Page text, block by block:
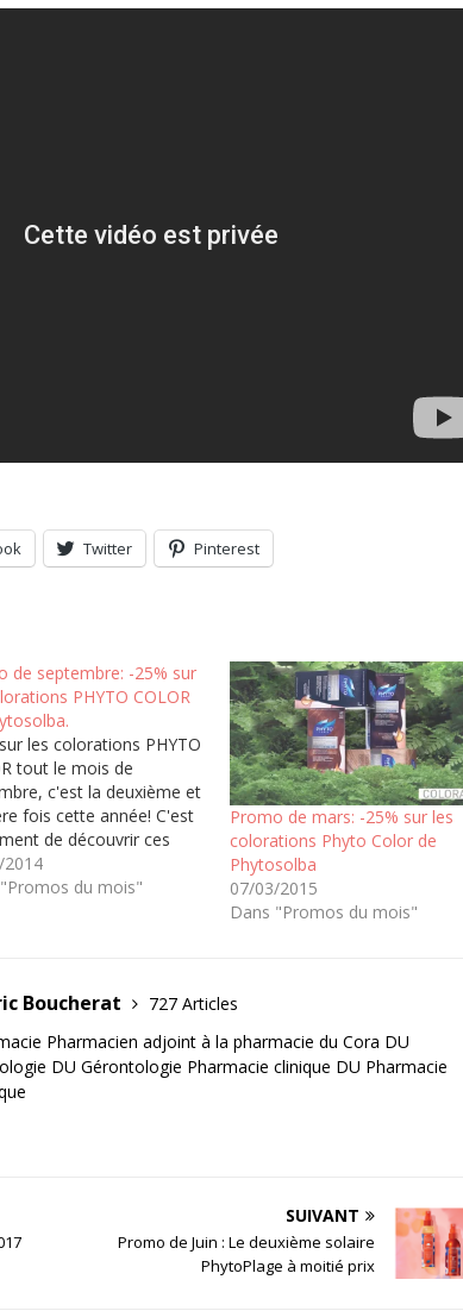
Twitter Pinterest
de septembre: -25% sur
PHYTO COLOR
les colorations PHYTO
tout le mois de
c'est la deuxième et
fois cette année! C'est
de découvrir ces
pour certaines, alors
feront leurs
blancs…
du mois"
Promo de mars: -25% sur les
colorations Phyto Color de
Phytosolba
07/03/2015
Dans "Promos du mois"
Boucherat
727 Articles
Pharmacien adjoint à la pharmacie du Cora DU
DU Gérontologie Pharmacie clinique DU Pharmacie
SUIVANT
Promo de Juin : Le deuxième solaire
PhytoPlage à moitié prix